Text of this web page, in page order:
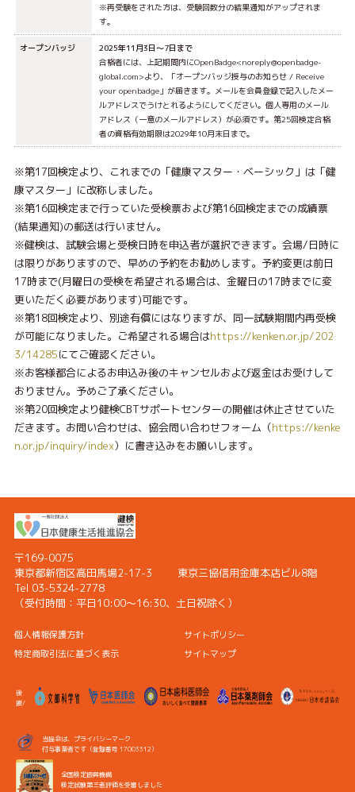
※再受験をされた方は、受験回数分の結果通知がアップされま
す。
オープンバッジ
2025年11月3日～7日まで
合格者には、上記期間内にOpenBadge<noreply@openbadge-
global.com>より、「オープンバッジ授与のお知らせ / Receive
your openbadge」が届きます。メールを会員登録で記入したメー
ルアドレスでうけとれるようにしてください。個人専用のメール
アドレス（一意のメールアドレス）が必須です。第25回検定合格
者の資格有効期限は2029年10月末日まで。
※第17回検定より、これまでの「健康マスター・ベーシック」は「健
康マスター」に改称しました。
※第16回検定まで行っていた受検票および第16回検定までの成績票
(結果通知)の郵送は行いません。
※健検は、試験会場と受検日時を申込者が選択できます。会場/日時に
は限りがありますので、早めの予約をお勧めします。予約変更は前日
17時まで(月曜日の受検を希望される場合は、金曜日の17時までに変
更いただく必要があります)可能です。
※第18回検定より、別途有償にはなりますが、同一試験期間内再受検
が可能になりました。ご希望される場合はhttps://kenken.or.jp/202
3/14285にてご確認ください。
※お客様都合によるお申込み後のキャンセルおよび返金はお受けして
おりません。予めご了承ください。
※第20回検定より健検CBTサポートセンターの開催は休止させていた
だきます。お問い合わせは、協会問い合わせフォーム（https://kenke
n.or.jp/inquiry/index）に書き込みをお願いします。
〒169-0075
東京都新宿区高田馬場2-17-3 東京三協信用金庫本店ビル8階
Tel 03-5324-2778
（受付時間： 平日10:00〜16:30、土日祝除く）
個人情報保護方針
サイトポリシー
特定商取引法に基づく表示
サイトマップ
後
援/
当協会は、プライバシーマーク
付与事業者です（登録番号 17003312）
全国検定振興機構
検定試験第三者評価を受審しました